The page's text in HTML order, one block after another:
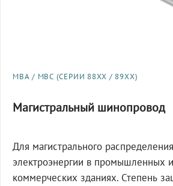
МВА / МВС (СЕРИИ 88XX / 89XX)
Магистральный шинопровод
Для магистрального распределения
электроэнергии в промышленных и
коммерческих зданиях. Степень